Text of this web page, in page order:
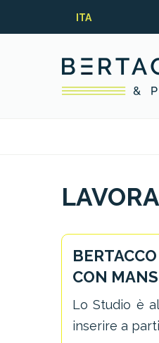
ITA
CON
Lo Studio è
inserire a